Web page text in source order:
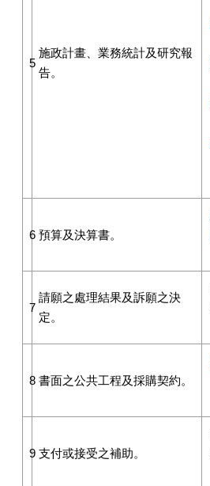
5
施政計畫、業務統計及研究報
告。
6 預算及決算書。
7
請願之處理結果及訴願之決
定。
8 書面之公共工程及採購契約。
9 支付或接受之補助。